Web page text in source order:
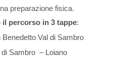
preparazione fisica.
percorso in 3 tappe:
Val di Sambro
di Sambro – Loiano